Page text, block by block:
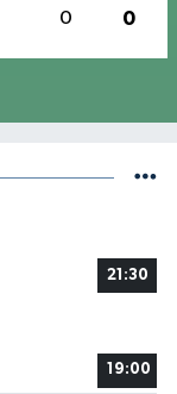
0 0
21:30
19:00